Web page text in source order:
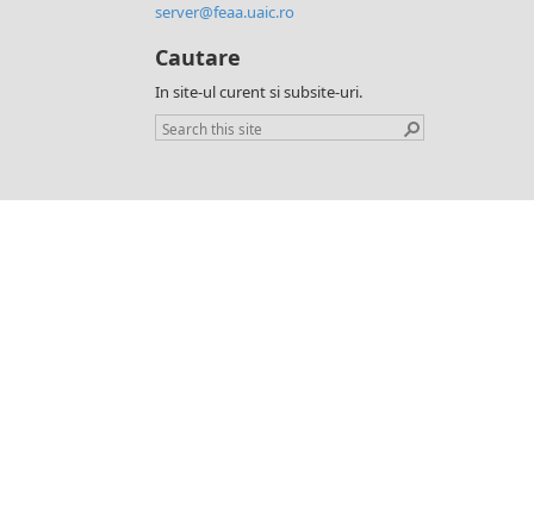
server@feaa.uaic.ro
Cautare
In site-ul curent si subsite-uri.